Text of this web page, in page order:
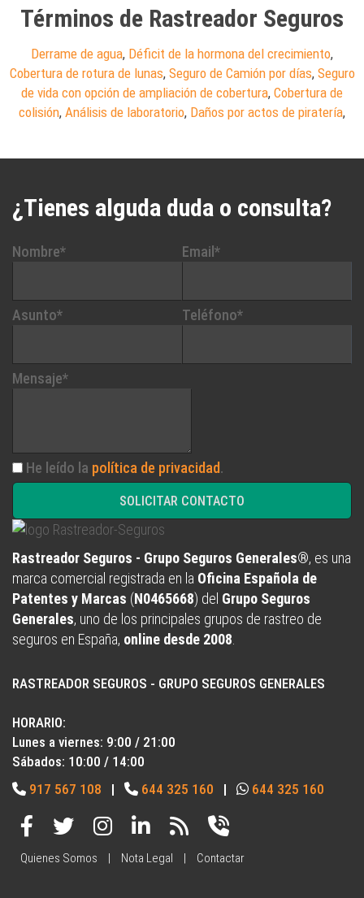
Términos de Rastreador Seguros
Derrame de agua, Déficit de la hormona del crecimiento,
Cobertura de rotura de lunas, Seguro de Camión por días, Seguro
de vida con opción de ampliación de cobertura, Cobertura de
colisión, Análisis de laboratorio, Daños por actos de piratería,
¿Tienes alguda duda o consulta?
Nombre*
Asunto*
Email*
Teléfono*
Mensaje*
He leído la política de privacidad.
SOLICITAR CONTACTO
Rastreador Seguros - Grupo Seguros Generales®, es una
marca comercial registrada en la Oficina Española de
Patentes y Marcas (N0465668) del Grupo Seguros
Generales, uno de los principales grupos de rastreo de
seguros en España, online desde 2008.
RASTREADOR SEGUROS - GRUPO SEGUROS GENERALES
HORARIO:
Lunes a viernes: 9:00 / 21:00
Sábados: 10:00 / 14:00
917 567 108 | 644 325 160 | 644 325 160
Quienes Somos | Nota Legal | Contactar